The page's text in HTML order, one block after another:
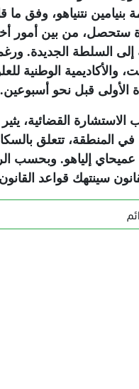
بنيامين نتنياهو، وفق
ستحصل، من بين أمور
إلى السلطة الجديدة.
والأكاديمية الوطنية
الأولى قبل نحو أسبوعين.
القضائية،
في المنطقة، تتعلق
عميحاي إلياهو. وبحسب
سينتهك قواعد